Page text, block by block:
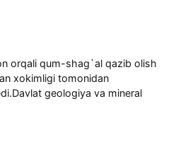
orqali qum-shag`al qazib olish
xokimligi tomonidan
geologiya va mineral